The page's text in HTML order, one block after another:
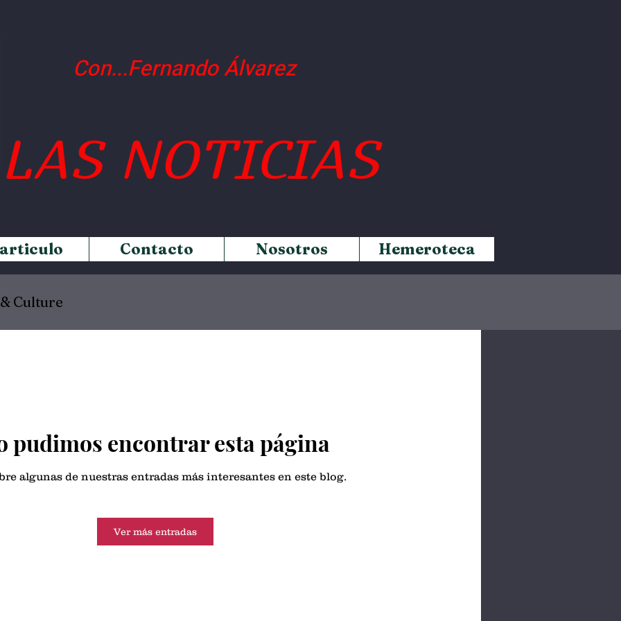
Con...Fernando Álvarez
LAS NOTICIAS
Contacto Nosotros Hemeroteca
Culture
pudimos encontrar esta página
algunas de nuestras entradas más interesantes en este blog.
Ver más entradas